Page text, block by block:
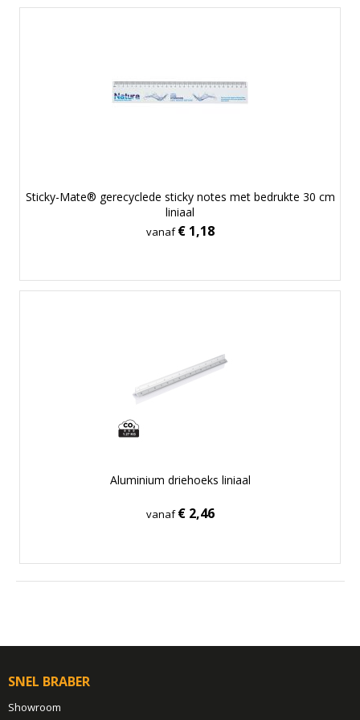
Sticky-Mate® gerecyclede sticky notes met bedrukte 30 cm
liniaal
vanaf€ 1,18
Aluminium driehoeks liniaal
vanaf€ 2,46
SNEL BRABER
Showroom